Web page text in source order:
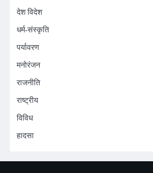
देश विदेश
धर्म-संस्कृति
पर्यावरण
मनोरंजन
राजनीति
राष्ट्रीय
विविध
हादसा